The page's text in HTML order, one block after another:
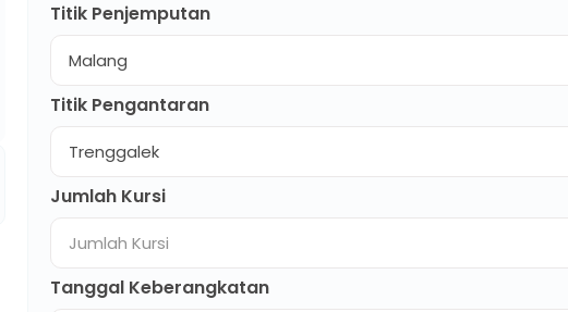
Titik Penjemputan
Titik Pengantaran
Jumlah Kursi
Tanggal Keberangkatan